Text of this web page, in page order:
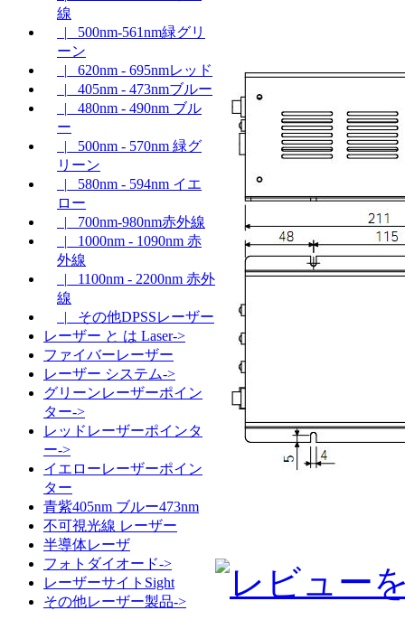
線
|_ 500nm-561nm緑グリ
ーン
|_ 620nm - 695nmレッド
|_ 405nm - 473nmブルー
|_ 480nm - 490nm ブル
ー
|_ 500nm - 570nm 緑グ
リーン
|_ 580nm - 594nm イエ
ロー
|_ 700nm-980nm赤外線
|_ 1000nm - 1090nm 赤
外線
|_ 1100nm - 2200nm 赤外
線
|_ その他DPSSレーザー
レーザー と は Laser->
ファイバーレーザー
レーザー システム->
グリーンレーザーポイン
ター->
レッドレーザーポインタ
ー->
イエローレーザーポイン
ター
青紫405nm ブルー473nm
不可視光線 レーザー
半導体レーザ
フォトダイオード->
レーザーサイトSight
その他レーザー製品->